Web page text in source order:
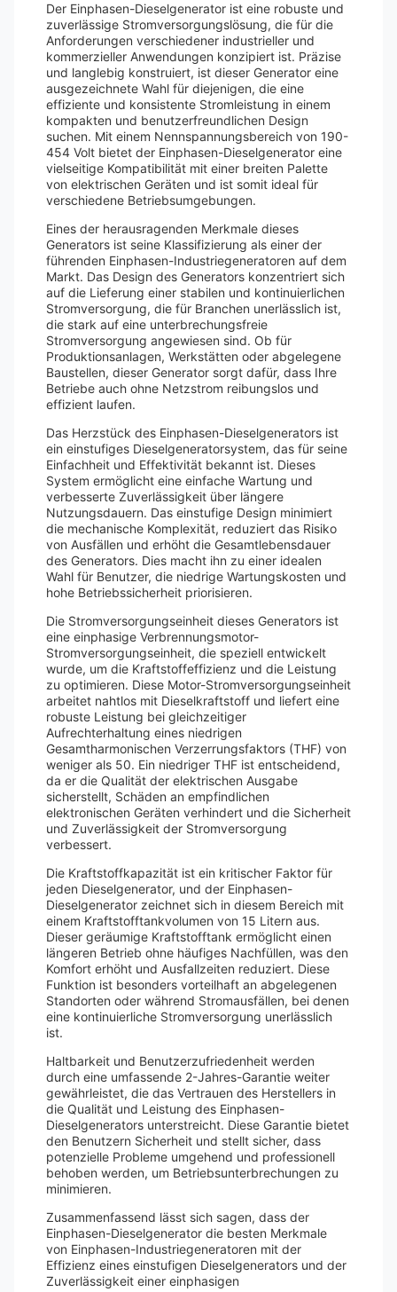
Der Einphasen-Dieselgenerator ist eine robuste und
zuverlässige Stromversorgungslösung, die für die
Anforderungen verschiedener industrieller und
kommerzieller Anwendungen konzipiert ist. Präzise
und langlebig konstruiert, ist dieser Generator eine
ausgezeichnete Wahl für diejenigen, die eine
effiziente und konsistente Stromleistung in einem
kompakten und benutzerfreundlichen Design
suchen. Mit einem Nennspannungsbereich von 190-
454 Volt bietet der Einphasen-Dieselgenerator eine
vielseitige Kompatibilität mit einer breiten Palette
von elektrischen Geräten und ist somit ideal für
verschiedene Betriebsumgebungen.
Eines der herausragenden Merkmale dieses
Generators ist seine Klassifizierung als einer der
führenden Einphasen-Industriegeneratoren auf dem
Markt. Das Design des Generators konzentriert sich
auf die Lieferung einer stabilen und kontinuierlichen
Stromversorgung, die für Branchen unerlässlich ist,
die stark auf eine unterbrechungsfreie
Stromversorgung angewiesen sind. Ob für
Produktionsanlagen, Werkstätten oder abgelegene
Baustellen, dieser Generator sorgt dafür, dass Ihre
Betriebe auch ohne Netzstrom reibungslos und
effizient laufen.
Das Herzstück des Einphasen-Dieselgenerators ist
ein einstufiges Dieselgeneratorsystem, das für seine
Einfachheit und Effektivität bekannt ist. Dieses
System ermöglicht eine einfache Wartung und
verbesserte Zuverlässigkeit über längere
Nutzungsdauern. Das einstufige Design minimiert
die mechanische Komplexität, reduziert das Risiko
von Ausfällen und erhöht die Gesamtlebensdauer
des Generators. Dies macht ihn zu einer idealen
Wahl für Benutzer, die niedrige Wartungskosten und
hohe Betriebssicherheit priorisieren.
Die Stromversorgungseinheit dieses Generators ist
eine einphasige Verbrennungsmotor-
Stromversorgungseinheit, die speziell entwickelt
wurde, um die Kraftstoffeffizienz und die Leistung
zu optimieren. Diese Motor-Stromversorgungseinheit
arbeitet nahtlos mit Dieselkraftstoff und liefert eine
robuste Leistung bei gleichzeitiger
Aufrechterhaltung eines niedrigen
Gesamtharmonischen Verzerrungsfaktors (THF) von
weniger als 50. Ein niedriger THF ist entscheidend,
da er die Qualität der elektrischen Ausgabe
sicherstellt, Schäden an empfindlichen
elektronischen Geräten verhindert und die Sicherheit
und Zuverlässigkeit der Stromversorgung
verbessert.
Die Kraftstoffkapazität ist ein kritischer Faktor für
jeden Dieselgenerator, und der Einphasen-
Dieselgenerator zeichnet sich in diesem Bereich mit
einem Kraftstofftankvolumen von 15 Litern aus.
Dieser geräumige Kraftstofftank ermöglicht einen
längeren Betrieb ohne häufiges Nachfüllen, was den
Komfort erhöht und Ausfallzeiten reduziert. Diese
Funktion ist besonders vorteilhaft an abgelegenen
Standorten oder während Stromausfällen, bei denen
eine kontinuierliche Stromversorgung unerlässlich
ist.
Haltbarkeit und Benutzerzufriedenheit werden
durch eine umfassende 2-Jahres-Garantie weiter
gewährleistet, die das Vertrauen des Herstellers in
die Qualität und Leistung des Einphasen-
Dieselgenerators unterstreicht. Diese Garantie bietet
den Benutzern Sicherheit und stellt sicher, dass
potenzielle Probleme umgehend und professionell
behoben werden, um Betriebsunterbrechungen zu
minimieren.
Zusammenfassend lässt sich sagen, dass der
Einphasen-Dieselgenerator die besten Merkmale
von Einphasen-Industriegeneratoren mit der
Effizienz eines einstufigen Dieselgenerators und der
Zuverlässigkeit einer einphasigen